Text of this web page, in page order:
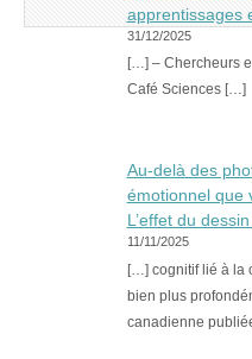
apprentissages
31/12/2025
[…] – Chercheurs
Café Sciences […]
Au-delà des
émotionnel que
L’effet du
11/11/2025
[…] cognitif lié à la
bien plus
canadienne